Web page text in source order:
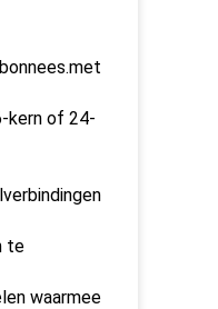
kern of 24-
te
waarmee